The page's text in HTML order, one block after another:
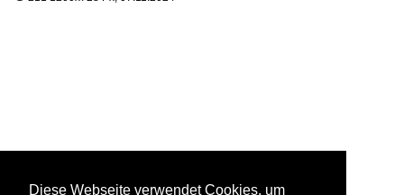
Diese Webseite verwendet Cookies, um